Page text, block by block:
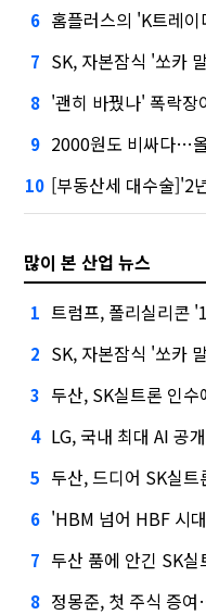
6 홈플러스의 'K트레
7 SK, 자본잠식 '쏘카
8 '괜히 바꿨나' 폭락장이
9 2000원도 비싸다…올
10 [부동산세 대수술]'2
많이 본 산업 뉴스
1 트럼프, 폴리실리콘
2 SK, 자본잠식 '쏘카
3 두산, SK실트론 인
4 LG, 국내 최대 AI 공
5 두산, 드디어 SK실트
6 'HBM 넘어 HBF 시대
7 두산 품에 안긴 SK실
8 정몽준, 첫 주식 증